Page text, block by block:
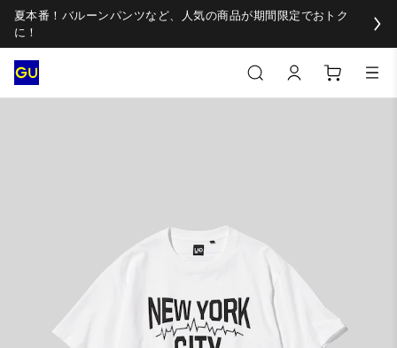
夏本番！バルーンパンツなど、人気の商品が期間限定でおトク
に！